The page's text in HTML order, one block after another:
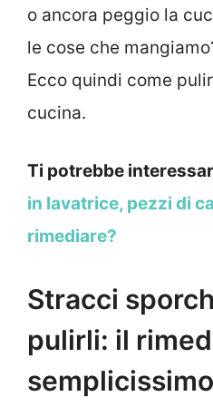
o ancora peggio la
le cose che
Ecco quindi come
cucina.
Ti potrebbe
in lavatrice, pezzi di
rimediare?
Stracci
pulirli: il
semplicissimo